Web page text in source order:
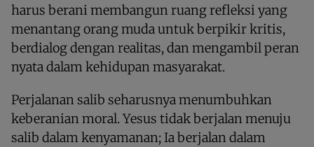
harus berani membangun ruang refleksi yang
menantang orang muda untuk berpikir kritis,
berdialog dengan realitas, dan mengambil peran
nyata dalam kehidupan masyarakat.
Perjalanan salib seharusnya menumbuhkan
keberanian moral. Yesus tidak berjalan menuju
salib dalam kenyamanan; Ia berjalan dalam